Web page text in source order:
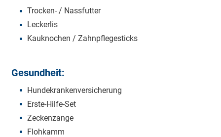
Trocken- / Nassfutter
Leckerlis
Kauknochen / Zahnpflegesticks
Gesundheit:
Hundekrankenversicherung
Erste-Hilfe-Set
Zeckenzange
Flohkamm